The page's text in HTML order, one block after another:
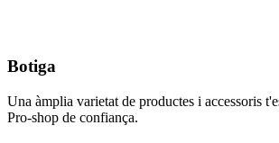
Botiga
Una àmplia varietat de productes i accessoris
Pro-shop de confiança.